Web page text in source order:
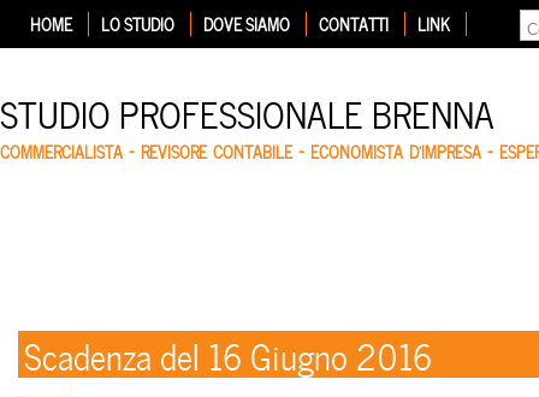
HOME LO STUDIO DOVE SIAMO CONTATTI LINK
STUDIO PROFESSIONALE BRENNA
COMMERCIALISTA – REVISORE CONTABILE – ECONOMISTA D'IMPRESA –
Scadenza del 16 Giugno 2016